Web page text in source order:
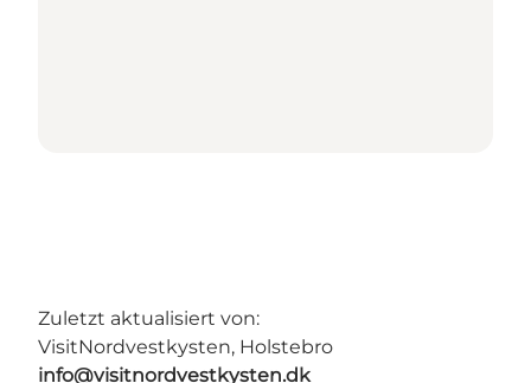
Zuletzt aktualisiert von:
VisitNordvestkysten, Holstebro
info@visitnordvestkysten.dk